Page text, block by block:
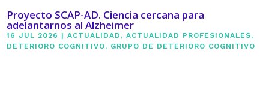
Proyecto SCAP-AD. Ciencia cercana para
adelantarnos al Alzheimer
16 JUL 2026 |ACTUALIDAD ,ACTUALIDAD PROFESIONALES,
DETERIORO COGNITIVO, GRUPO DE DETERIORO COGNITIVO